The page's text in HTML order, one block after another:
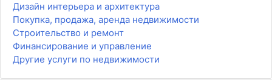
Дизайн интерьера и архитектура
Покупка, продажа, аренда недвижимости
Строительство и ремонт
Финансирование и управление
Другие услуги по недвижимости